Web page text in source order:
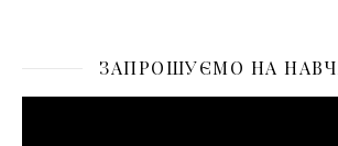
ЗАПРОШУЄМО НА